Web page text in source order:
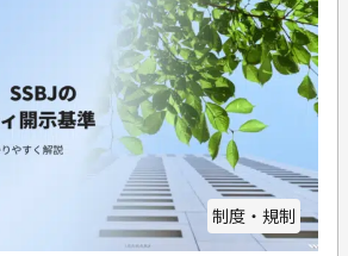
制度・規制